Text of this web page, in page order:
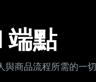
端點
與商品流程所需的一